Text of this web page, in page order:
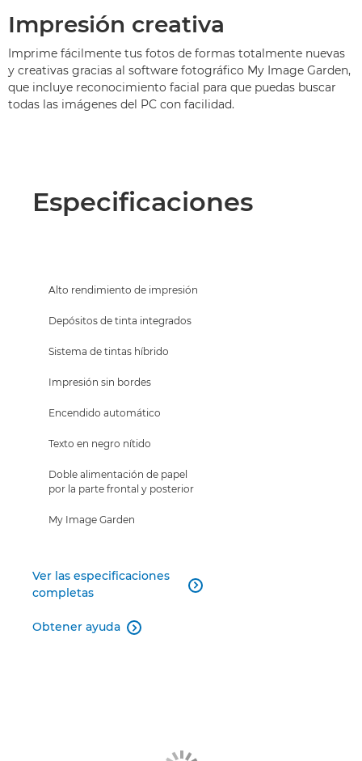
Impresión creativa
Imprime fácilmente tus fotos de formas totalmente nuevas
y creativas gracias al software fotográfico My Image Garden,
que incluye reconocimiento facial para que puedas buscar
todas las imágenes del PC con facilidad.
Especificaciones
Alto rendimiento de impresión
Depósitos de tinta integrados
Sistema de tintas híbrido
Impresión sin bordes
Encendido automático
Texto en negro nítido
Doble alimentación de papel
por la parte frontal y posterior
My Image Garden
Ver las especificaciones
completas

Obtener ayuda 